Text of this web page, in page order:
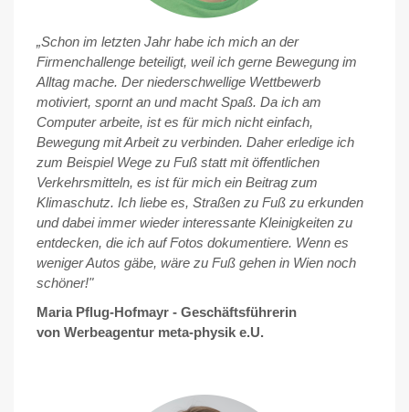
„Schon im letzten Jahr habe ich mich an der
Firmenchallenge beteiligt, weil ich gerne Bewegung im
Alltag mache. Der niederschwellige Wettbewerb
motiviert, spornt an und macht Spaß. Da ich am
Computer arbeite, ist es für mich nicht einfach,
Bewegung mit Arbeit zu verbinden. Daher erledige ich
zum Beispiel Wege zu Fuß statt mit öffentlichen
Verkehrsmitteln, es ist für mich ein Beitrag zum
Klimaschutz. Ich liebe es, Straßen zu Fuß zu erkunden
und dabei immer wieder interessante Kleinigkeiten zu
entdecken, die ich auf Fotos dokumentiere. Wenn es
weniger Autos gäbe, wäre zu Fuß gehen in Wien noch
schöner!"
Maria Pflug-Hofmayr - Geschäftsführerin
von Werbeagentur meta-physik e.U.